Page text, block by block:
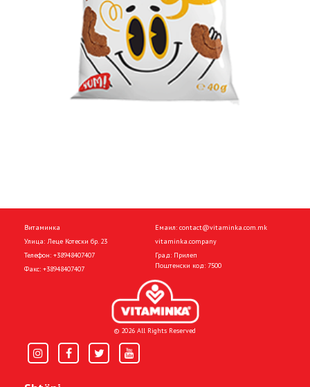
Витаминка
Улица: Леце Котески бр. 23
Телефон: +38948407407
Факс: +38948407407
Емаил: contact@vitaminka.com.mk
vitaminka.company
Град: Прилеп
Поштенски код: 7500
© 2026 All Rights Reserved